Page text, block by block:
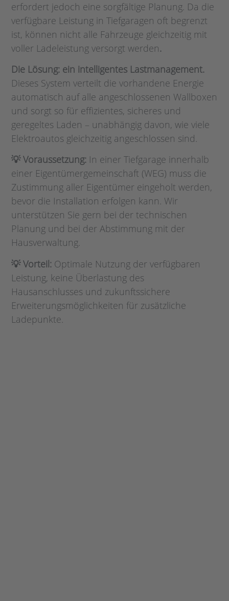
erfordert jedoch eine sorgfältige Planung. Da die
verfügbare Leistung in Tiefgaragen oft begrenzt
ist, können nicht alle Fahrzeuge gleichzeitig mit
voller Ladeleistung versorgt werden.
Die Lösung: ein intelligentes Lastmanagement.
Dieses System verteilt die vorhandene Energie
automatisch auf alle angeschlossenen Wallboxen
und sorgt so für effizientes, sicheres und
geregeltes Laden – unabhängig davon, wie viele
Elektroautos gleichzeitig angeschlossen sind.
💡 Voraussetzung: In einer Tiefgarage innerhalb
einer Eigentümergemeinschaft (WEG) muss die
Zustimmung aller Eigentümer eingeholt werden,
bevor die Installation erfolgen kann. Wir
unterstützen Sie gern bei der technischen
Planung und bei der Abstimmung mit der
Hausverwaltung.
💡 Vorteil: Optimale Nutzung der verfügbaren
Leistung, keine Überlastung des
Hausanschlusses und zukunftssichere
Erweiterungsmöglichkeiten für zusätzliche
Ladepunkte.